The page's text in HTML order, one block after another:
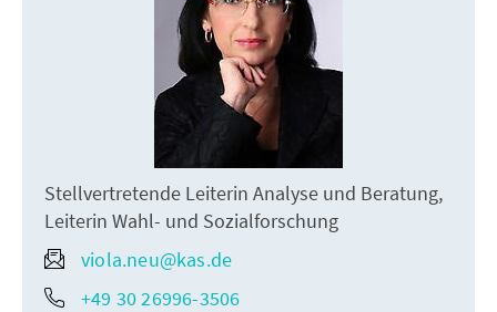
Stellvertretende Leiterin Analyse und Beratung,
Leiterin Wahl- und Sozialforschung
viola.neu@kas.de
+49 30 26996-3506